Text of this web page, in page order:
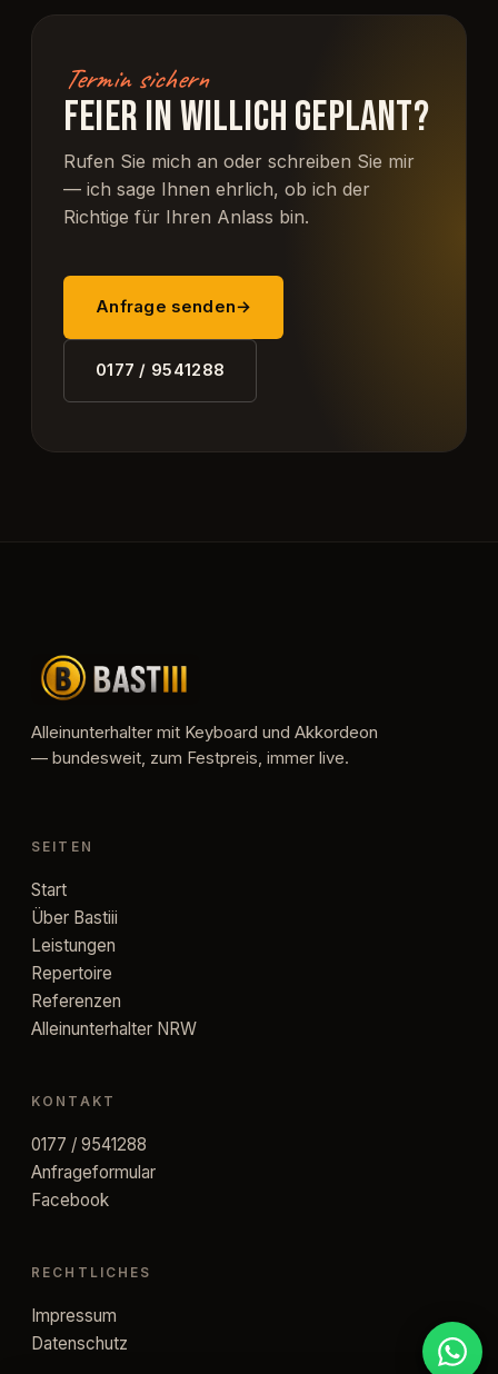
Termin sichern
FEIER IN WILLICH GEPLANT?
Rufen Sie mich an oder schreiben Sie mir
— ich sage Ihnen ehrlich, ob ich der
Richtige für Ihren Anlass bin.
Anfrage senden→
0177 / 9541288
Alleinunterhalter mit Keyboard und Akkordeon
— bundesweit, zum Festpreis, immer live.
SEITEN
Start
Über Bastiii
Leistungen
Repertoire
Referenzen
Alleinunterhalter NRW
KONTAKT
0177 / 9541288
Anfrageformular
Facebook
RECHTLICHES
Impressum
Datenschutz